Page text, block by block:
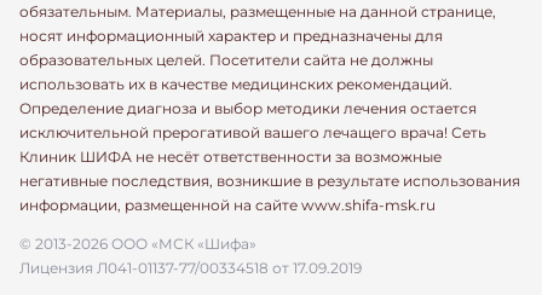
обязательным. Материалы, размещенные на данной странице,
носят информационный характер и предназначены для
образовательных целей. Посетители сайта не должны
использовать их в качестве медицинских рекомендаций.
Определение диагноза и выбор методики лечения остается
исключительной прерогативой вашего лечащего врача! Сеть
Клиник ШИФА не несёт ответственности за возможные
негативные последствия, возникшие в результате использования
информации, размещенной на сайте www.shifa-msk.ru
© 2013-2026 ООО «МСК «Шифа»
Лицензия Л041-01137-77/00334518 от 17.09.2019